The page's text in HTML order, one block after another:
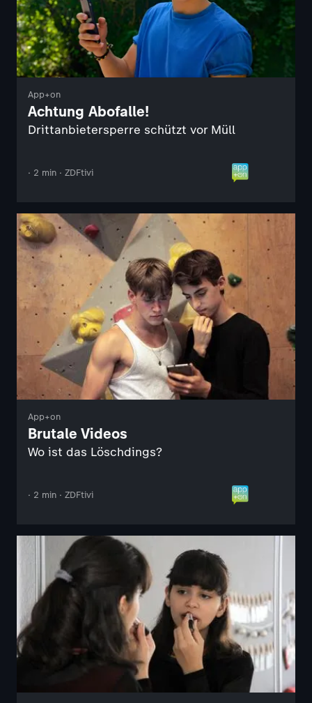
App+on
Achtung Abofalle!
Drittanbietersperre schützt vor Müll
· 2 min · ZDFtivi
App+on
Brutale Videos
Wo ist das Löschdings?
· 2 min · ZDFtivi